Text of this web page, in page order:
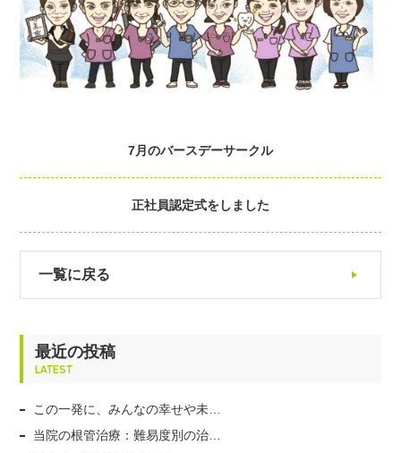
7月のバースデーサークル
正社員認定式をしました
一覧に戻る
最近の投稿
LATEST
この一発に、みんなの幸せや未…
当院の根管治療：難易度別の治…